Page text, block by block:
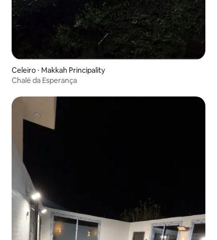
Celeiro ⋅ Makkah Principality
Chalé da Esperança